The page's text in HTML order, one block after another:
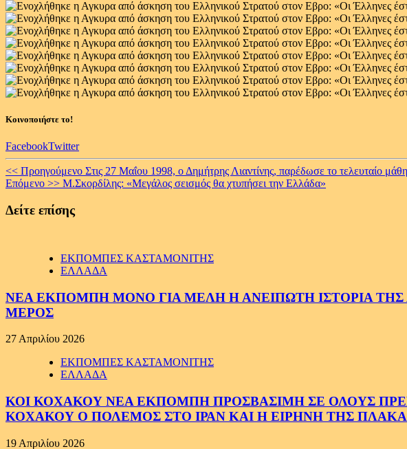
Κοινοποιήστε το!
FacebookTwitter
Continue
Reading
<< Προηγούμενο Στις 27 Μαΐου 1998, ο Δημήτρης Λιαντίνης, παρέδωσε το τελευταίο
Επόμενο >> Μ.Σκορδίλης: «Μεγάλος σεισμός θα χτυπήσει την Ελλάδα»
Δείτε επίσης
ΕΚΠΟΜΠΕΣ ΚΑΣΤΑΜΟΝΙΤΗΣ
ΕΛΛΑΔΑ
ΝΕΑ ΕΚΠΟΜΠΗ ΜΟΝΟ ΓΙΑ ΜΕΛΗ Η ΑΝΕΙΠΩΤΗ ΙΣΤΟΡΙΑ
ΜΕΡΟΣ
27 Απριλίου 2026
ΕΚΠΟΜΠΕΣ ΚΑΣΤΑΜΟΝΙΤΗΣ
ΕΛΛΑΔΑ
ΚΟΙ ΚΟΧΑΚΟΥ ΝΕΑ ΕΚΠΟΜΠΗ ΠΡΟΣΒΑΣΙΜΗ ΣΕ ΟΛΟΥΣ
ΚΟΧΑΚΟΥ Ο ΠΟΛΕΜΟΣ ΣΤΟ ΙΡΑΝ ΚΑΙ Η ΕΙΡΗΝΗ ΤΗΣ
19 Απριλίου 2026